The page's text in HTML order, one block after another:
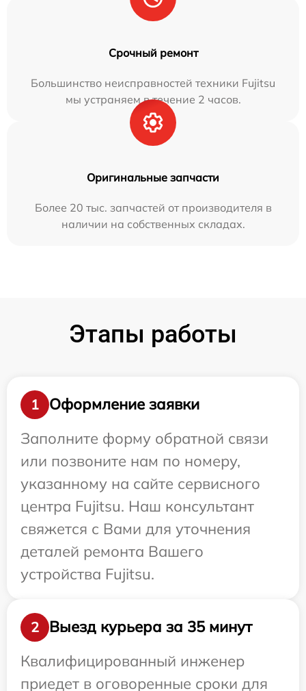
Срочный ремонт
Большинство неисправностей техники Fujitsu
мы устраняем в течение 2 часов.
Оригинальные запчасти
Более 20 тыс. запчастей от производителя в
наличии на собственных складах.
Этапы работы
1
Оформление заявки
Заполните форму обратной связи
или позвоните нам по номеру,
указанному на сайте сервисного
центра Fujitsu. Наш консультант
свяжется с Вами для уточнения
деталей ремонта Вашего
устройства Fujitsu.
2
Выезд курьера за 35 минут
Квалифицированный инженер
приедет в оговоренные сроки для